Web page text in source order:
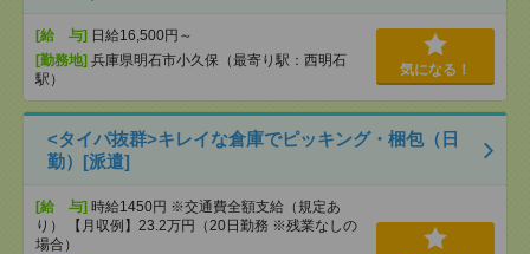
[給 与] 日給16,500円～
[勤務地] 兵庫県明石市小久保（最寄り駅：西明石
駅）
気になる！
<タイパ抜群>キレイな倉庫でピッキング・梱包（日
勤）[派遣]
[給 与] 時給1450円 ※交通費全額支給（規定あ
り） 【月収例】23.2万円（20日勤務 ※残業なしの
場合）